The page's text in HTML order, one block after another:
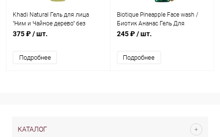
Khadi Natural Гель для лица
"Ним и Чайное дерево" без
парабенов и СЛС 210 мл
375 ₽/ шт.
Подробнее
Biotique Pineapple Face wash /
Биотик Ананас Гель Для
Умывания 100 мл
245 ₽/ шт.
Подробнее
КАТАЛОГ